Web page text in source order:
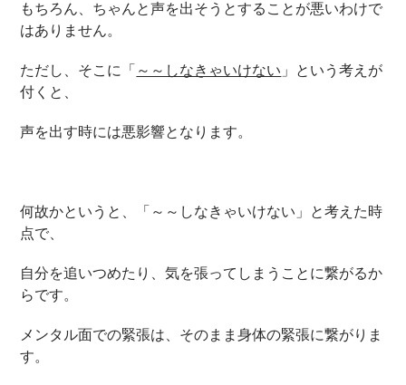
もちろん、ちゃんと声を出そうとすることが悪いわけで
はありません。
ただし、そこに「 ～～しなきゃいけない 」という考えが
付くと、
声を出す時には悪影響となります。
何故かというと、「～～しなきゃいけない」と考えた時
点で、
自分を追いつめたり、気を張ってしまうことに繋がるか
らです。
メンタル面での緊張は、そのまま身体の緊張に繋がりま
す。